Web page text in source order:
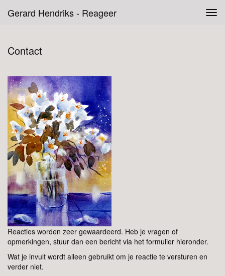
Gerard Hendriks - Reageer
Contact
Reacties worden zeer gewaardeerd. Heb je vragen of
opmerkingen, stuur dan een bericht via het formulier hieronder.
Wat je invult wordt alleen gebruikt om je reactie te versturen en
verder niet.